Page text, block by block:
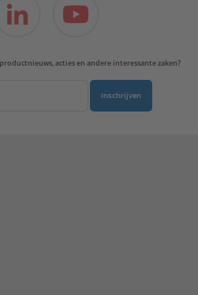
acties en andere interessante zaken?
Inschrijven